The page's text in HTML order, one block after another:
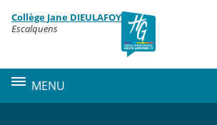
Menu de la rubrique
Contenu
Collège Jane DIEULAFOY
Escalquens
MENU